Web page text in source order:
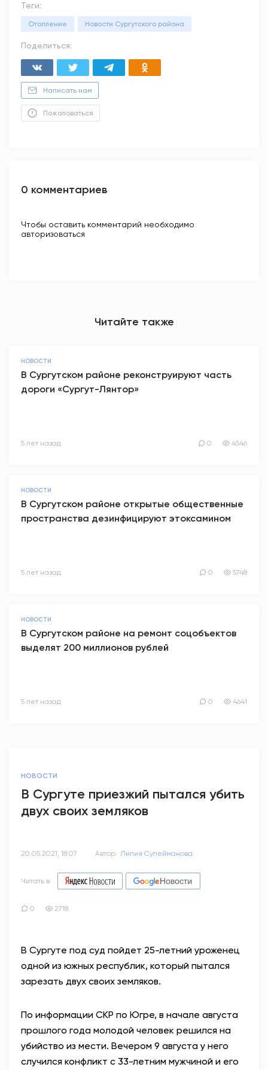
Теги:
Отопление Новости Сургутского района
Поделиться:
Написать нам
Пожаловаться
0 комментариев
Чтобы оставить комментарий необходимо
авторизоваться
Читайте также
НОВОСТИ
В Сургутском районе реконструируют часть
дороги «Сургут-Лянтор»
5 лет назад 0 4546
НОВОСТИ
В Сургутском районе открытые общественные
пространства дезинфицируют этоксамином
5 лет назад 0 5748
НОВОСТИ
В Сургутском районе на ремонт соцобъектов
выделят 200 миллионов рублей
5 лет назад 0 4641
НОВОСТИ
В Сургуте приезжий пытался убить
двух своих земляков
20.05.2021, 18:07 Автор: Лилия Сулейманова
Читать в
0 2718
В Сургуте под суд пойдет 25-летний уроженец
одной из южных республик, который пытался
зарезать двух своих земляков.
По информации СКР по Югре, в начале августа
прошлого года молодой человек решился на
убийство из мести. Вечером 9 августа у него
случился конфликт с 33-летним мужчиной и его